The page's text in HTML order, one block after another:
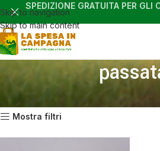
Skip to navigation
Skip to main content
SPEDIZIONE GRATUITA PER GLI
Home Shop
Mostra filtri